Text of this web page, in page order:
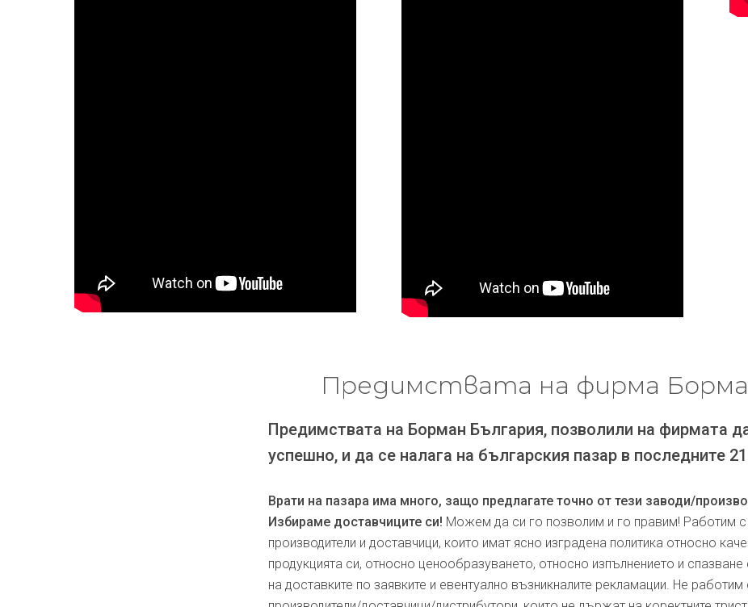
Предимствата на фирма
Предимствата на Борман България, позволили на фирмата
успешно, и да се налага на българския пазар в последните
Врати на пазара има много, защо предлагате точно от тези заводи/
Избираме доставчиците си! Можем да си го позволим и го правим! Работим с
производители и доставчици, които имат ясно изградена политика относно
продукцията си, относно ценообразуването, относно изпълнението и спазване
на доставките по заявките и евентуално възникналите рекламации. Не